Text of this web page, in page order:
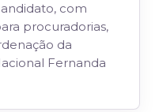
com
procuradorias,
da
Fernanda